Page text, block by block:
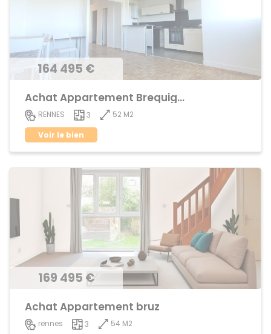
164 495 €
Achat Appartement Brequigny
RENNES 3
52 M2
Voir le bien
169 495 €
Achat Appartement bruz
rennes 3
54 M2